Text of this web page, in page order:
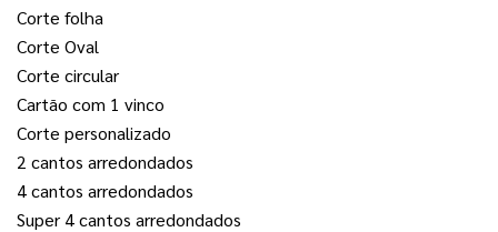
Corte folha
Corte Oval
Corte circular
Cartão com 1 vinco
Corte personalizado
2 cantos arredondados
4 cantos arredondados
Super 4 cantos arredondados